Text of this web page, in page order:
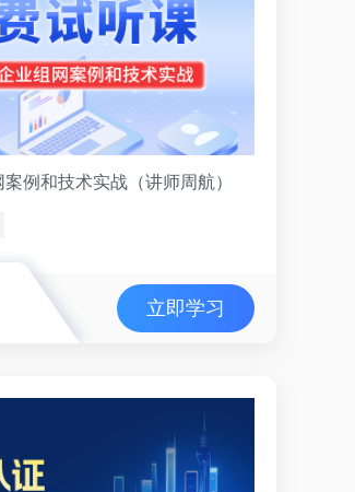
例和技术实战（讲师周航）
立即学习